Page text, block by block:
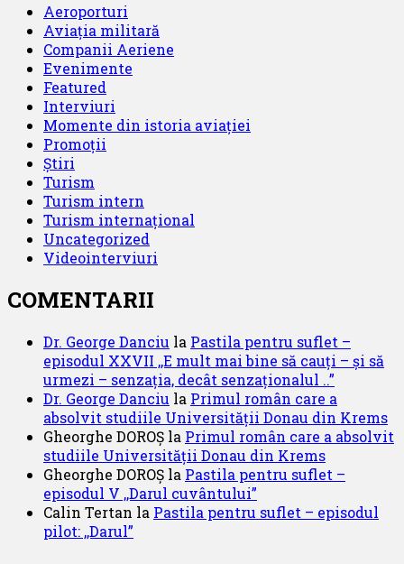
Aeroporturi
Aviația militară
Companii Aeriene
Evenimente
Featured
Interviuri
Momente din istoria aviației
Promoții
Știri
Turism
Turism intern
Turism internațional
Uncategorized
Videointerviuri
COMENTARII
Dr. George Danciu la Pastila pentru suflet –
episodul XXVII ,,E mult mai bine să cauți – și să
urmezi – senzația, decât senzaționalul ..”
Dr. George Danciu la Primul român care a
absolvit studiile Universității Donau din Krems
Gheorghe DOROȘ la Primul român care a absolvit
studiile Universității Donau din Krems
Gheorghe DOROȘ la Pastila pentru suflet –
episodul V ,,Darul cuvântului”
Calin Tertan la Pastila pentru suflet – episodul
pilot: ,,Darul”